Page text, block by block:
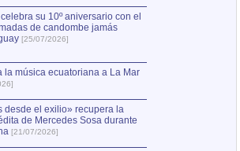
su 10º aniversario con el
de candombe jamás
[25/07/2026]
la música ecuatoriana a La Mar
desde el exilio» recupera la
de Mercedes Sosa durante
[21/07/2026]